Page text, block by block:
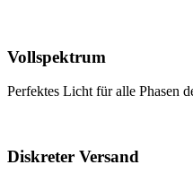
Vollspektrum
Perfektes Licht für alle Phasen
Diskreter Versand